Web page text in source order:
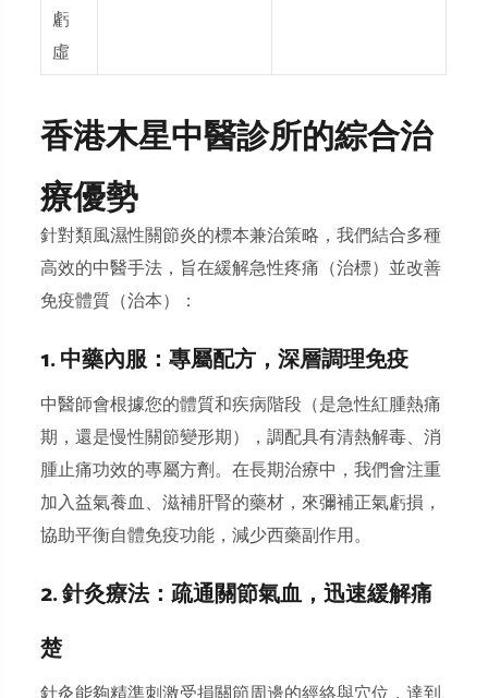
虧
虛
香港木星中醫診所的綜合治
療優勢
針對類風濕性關節炎的標本兼治策略，我們結合多種
高效的中醫手法，旨在緩解急性疼痛（治標）並改善
免疫體質（治本）：
1. 中藥內服：專屬配方，深層調理免疫
中醫師會根據您的體質和疾病階段（是急性紅腫熱痛
期，還是慢性關節變形期），調配具有清熱解毒、消
腫止痛功效的專屬方劑。在長期治療中，我們會注重
加入益氣養血、滋補肝腎的藥材，來彌補正氣虧損，
協助平衡自體免疫功能，減少西藥副作用。
2. 針灸療法：疏通關節氣血，迅速緩解痛
楚